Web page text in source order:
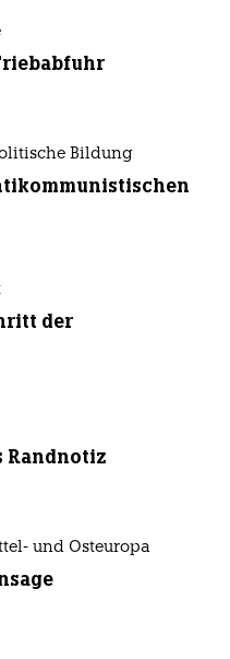
Bildung
der
Randnotiz
und Osteuropa